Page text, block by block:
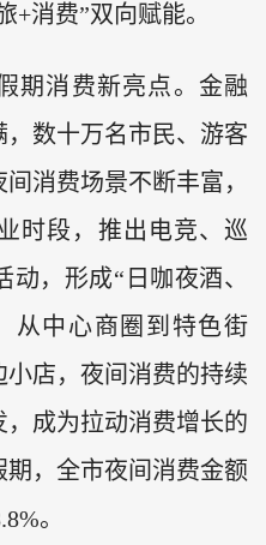
+消费”双向赋能。
期消费新亮点。金融
数十万名市民、游客
消费场景不断丰富，
时段，推出电竞、巡
，形成“日咖夜酒、
从中心商圈到特色街
店，夜间消费的持续
成为拉动消费增长的
，全市夜间消费金额
。